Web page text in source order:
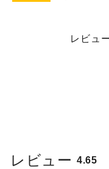
レビュ
レビュー 4.65